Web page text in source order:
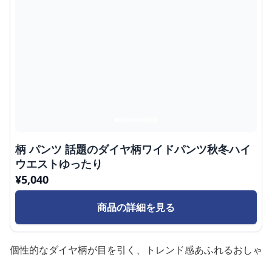
柄 パンツ 話題のダイヤ柄ワイドパンツ秋冬ハイ
ウエストゆったり
¥5,040
商品の詳細を見る
個性的なダイヤ柄が目を引く、トレンド感あふれるおしゃ